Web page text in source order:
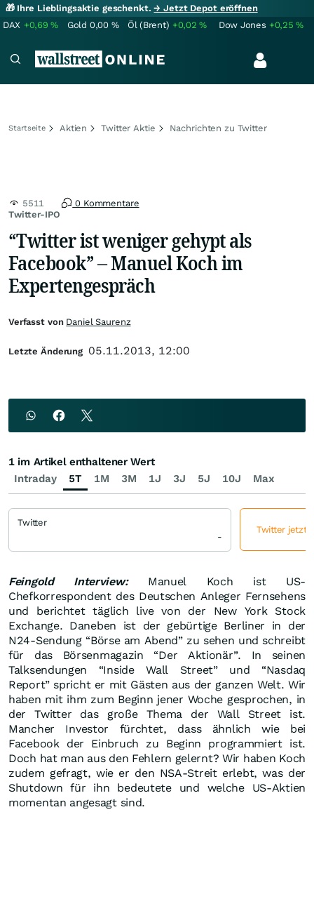
🎁 Ihre Lieblingsaktie geschenkt.→ Jetzt Depot eröffnen
DAX +0,69% Gold 0,00 % Öl (Brent) +0,02% Dow Jones +0,25%
Startseite Aktien Twitter Aktie Nachrichten zu Twitter
Twitter-IPO
5511 0 Kommentare
“Twitter ist weniger gehypt als
Facebook” – Manuel Koch im
Expertengespräch
Feingold Interview:Manuel Koch ist US-
Chefkorrespondent des Deutschen Anleger Fernsehens
und berichtet täglich live von der New York Stock
Exchange. Daneben ist der gebürtige Berliner in der
N24-Sendung “Börse am Abend” zu sehen und schreibt
für das Börsenmagazin “Der Aktionär”. In seinen
Talksendungen “Inside Wall Street” und “Nasdaq
Report” spricht er mit Gästen aus der ganzen Welt. Wir
haben mit ihm zum Beginn jener Woche gesprochen, in
der Twitter das große Thema der Wall Street ist.
Mancher Investor fürchtet, dass ähnlich wie bei
Facebook der Einbruch zu Beginn programmiert ist.
Doch hat man aus den Fehlern gelernt? Wir haben Koch
zudem gefragt, wie er den NSA-Streit erlebt, was der
Shutdown für ihn bedeutete und welche US-Aktien
momentan angesagt sind.
Verfasst von Daniel Saurenz
Letzte Änderung 05.11.2013, 12:00
Intraday 5T 1M 3M 1J 3J 5J 10J Max
1 im Artikel enthaltener Wert
Twitter
-
Twitter jetzt